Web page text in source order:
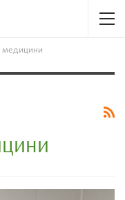
медицини